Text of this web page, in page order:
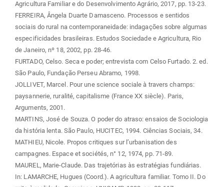
Agricultura Familiar e do Desenvolvimento Agrário, 2017, pp. 13-23.
FERREIRA, Ângela Duarte Damasceno. Processos e sentidos
sociais do rural na contemporaneidade: indagações sobre algumas
especificidades brasileiras. Estudos Sociedade e Agricultura, Rio
de Janeiro, nº 18, 2002, pp. 28-46.
FURTADO, Celso. Seca e poder; entrevista com Celso Furtado. 2. ed.
São Paulo, Fundação Perseu Abramo, 1998.
JOLLIVET, Marcel. Pour une science sociale à travers champs:
paysannerie, ruralité, capitalisme (France XX siècle). Paris,
Arguments, 2001.
MARTINS, José de Souza. O poder do atraso: ensaios de Sociologia
da história lenta. São Paulo, HUCITEC, 1994. Ciências Sociais, 34.
MATHIEU, Nicole. Propos critiques sur l’urbanisation des
campagnes. Espace et sociétés, n° 12, 1974, pp. 71-89.
MAUREL, Marie-Claude. Das trajetórias às estratégias fundiárias.
In: LAMARCHE, Hugues (Coord.). A agricultura familiar. Tomo II. Do